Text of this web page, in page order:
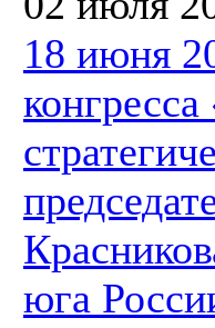
18 июня
юга